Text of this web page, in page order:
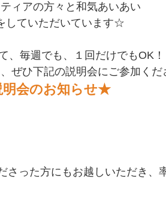
ィアの方々と和気あいあい
していただいています☆
、毎週でも、１回だけでもOK！
ぜひ下記の説明会にご参加くだ
会のお知らせ★
った方にもお越しいただき、